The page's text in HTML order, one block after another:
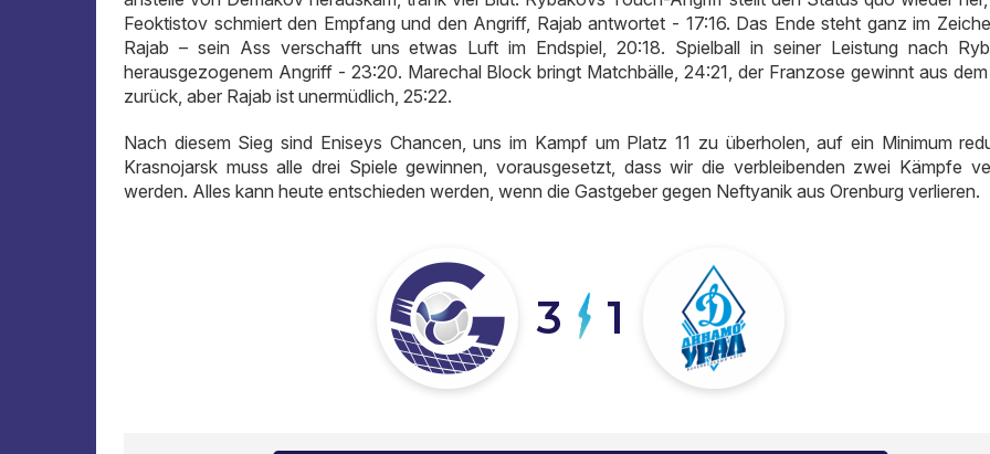
Feoktistov schmiert den Empfang und den Angriff, Rajab antwortet - 17:16. Das Ende steht ganz im
Rajab – sein Ass verschafft uns etwas Luft im Endspiel, 20:18. Spielball in seiner Leistung nach
herausgezogenem Angriff - 23:20. Marechal Block bringt Matchbälle, 24:21, der Franzose gewinnt aus
zurück, aber Rajab ist unermüdlich, 25:22.
Nach diesem Sieg sind Eniseys Chancen, uns im Kampf um Platz 11 zu überholen, auf ein Minimum
Krasnojarsk muss alle drei Spiele gewinnen, vorausgesetzt, dass wir die verbleibenden zwei Kämpfe
werden. Alles kann heute entschieden werden, wenn die Gastgeber gegen Neftyanik aus Orenburg verlieren.
3 1